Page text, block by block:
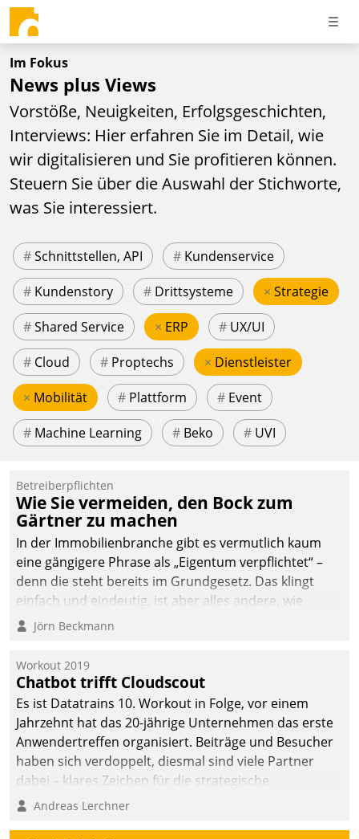
Im Fokus
News plus Views
Vorstöße, Neuigkeiten, Erfolgsgeschichten,
Interviews: Hier erfahren Sie im Detail, wie
wir digitalisieren und Sie profitieren können.
Steuern Sie über die Auswahl der Stichworte,
was Sie interessiert.
#Schnittstellen, API # Kundenservice
# Kundenstory # Drittsysteme × Strategie
#Shared Service × ERP # UX/UI
# Cloud # Proptechs × Dienstleister
× Mobilität # Plattform # Event
# Machine Learning # Beko # UVI
Betreiberpflichten
Wie Sie vermeiden, den Bock zum
Gärtner zu machen
In der Immobilienbranche gibt es vermutlich kaum
eine gängigere Phrase als „Eigentum verpflichtet“ –
denn die steht bereits im Grundgesetz. Das klingt
einfach und eindeutig, ist aber alles andere, wie
Branchenbeschäftigte wissen. Denn mit der
Jörn Beckmann
Workout 2019
Chatbot trifft Cloudscout
Es ist Datatrains 10. Workout in Folge, vor einem
Jahrzehnt hat das 20-jährige Unternehmen das erste
Anwendertreffen organisiert. Beiträge und Besucher
haben sich verdoppelt, diesmal sind viele Partner
dabei – klares Zeichen für die strategische
Fokussierung auf den Kunden.
Andreas Lerchner